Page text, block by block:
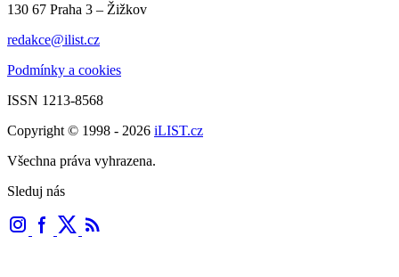
130 67 Praha 3 – Žižkov
redakce@ilist.cz
Podmínky a cookies
ISSN 1213-8568
Copyright © 1998 - 2026 iLIST.cz
Všechna práva vyhrazena.
Sleduj nás